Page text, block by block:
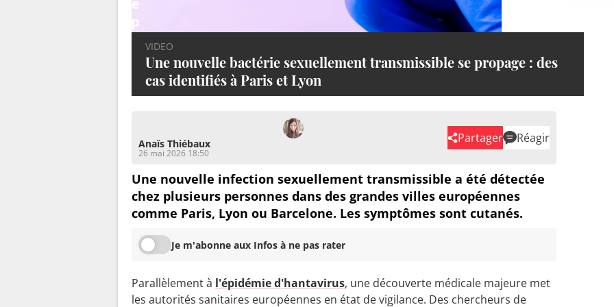
e
p
a
d
e
s
i
VIDEO
Une nouvelle bactérie sexuellement transmissible se propage : des
cas identifiés à Paris et Lyon
Anaïs Thiébaux
26 mai 2026 18:50
Partager Réagir
Une nouvelle infection sexuellement transmissible a été détectée
chez plusieurs personnes dans des grandes villes européennes
comme Paris, Lyon ou Barcelone. Les symptômes sont cutanés.
Je m'abonne aux Infos à ne pas rater
Parallèlement à l'épidémie d'hantavirus, une découverte médicale majeure met
les autorités sanitaires européennes en état de vigilance. Des chercheurs de